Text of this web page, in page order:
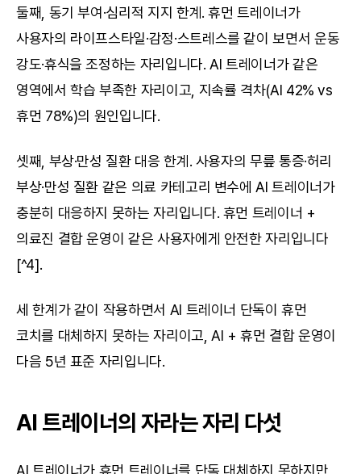
둘째, 동기 부여·심리적 지지 한계. 휴먼 트레이너가
사용자의 라이프스타일·감정·스트레스를 같이 보면서 운동
강도·휴식을 조정하는 자리입니다. AI 트레이너가 같은
영역에서 학습 부족한 자리이고, 지속률 격차(AI 42% vs
휴먼 78%)의 원인입니다.
셋째, 부상·만성 질환 대응 한계. 사용자의 무릎 통증·허리
부상·만성 질환 같은 의료 카테고리 변수에 AI 트레이너가
충분히 대응하지 못하는 자리입니다. 휴먼 트레이너 +
의료진 결합 운영이 같은 사용자에게 안전한 자리입니다
[^4].
세 한계가 같이 작용하면서 AI 트레이너 단독이 휴먼
코치를 대체하지 못하는 자리이고, AI + 휴먼 결합 운영이
다음 5년 표준 자리입니다.
AI 트레이너의 자라는 자리 다섯
AI 트레이너가 휴먼 트레이너를 단독 대체하지 못하지만